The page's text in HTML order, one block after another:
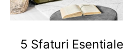
5 Sfaturi